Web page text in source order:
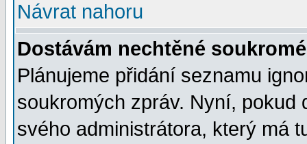
Návrat nahoru
Dostávám nechtěné
Plánujeme přidání seznamu
soukromých zpráv. Nyní, pokud
svého administrátora, který má